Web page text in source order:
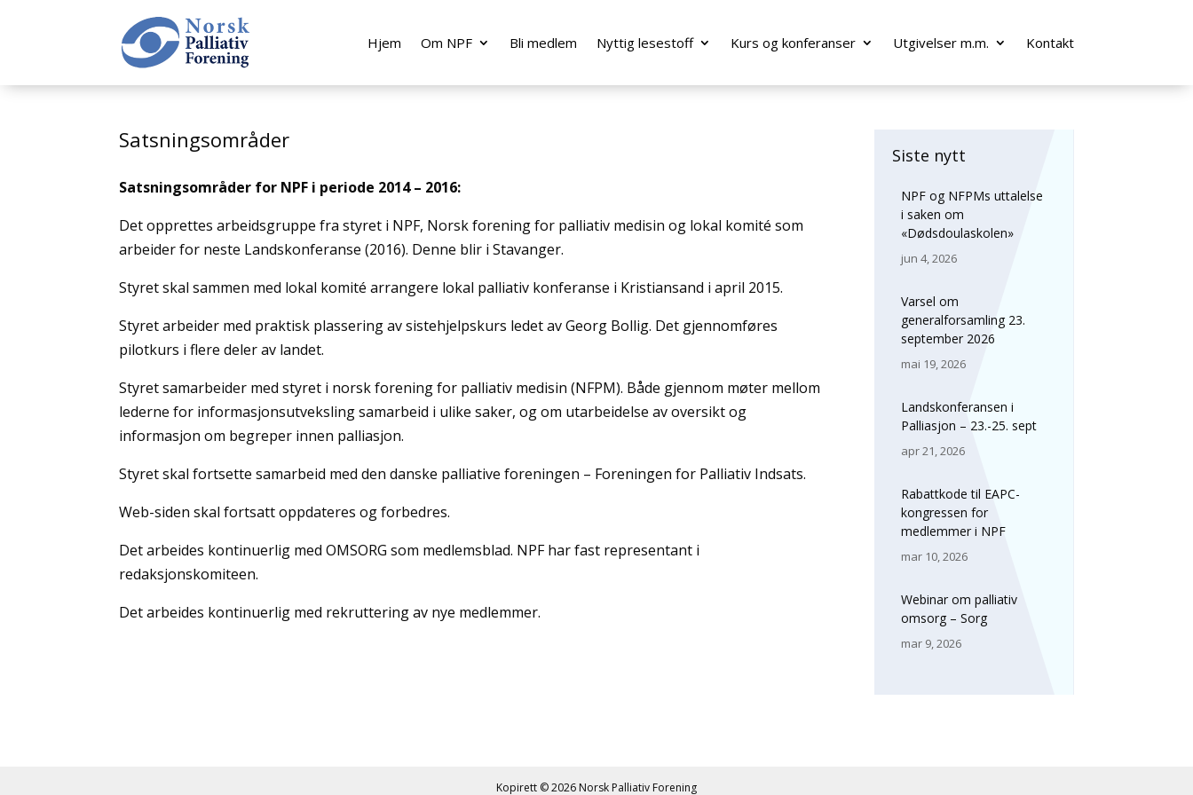
Hjem Om NPF Bli medlem Nyttig lesestoff Kurs og konferanser Utgivelser m.m. Kontakt
Satsningsområder
Satsningsområder for NPF i periode 2014 – 2016:
Det opprettes arbeidsgruppe fra styret i NPF, Norsk forening for palliativ medisin og lokal komité som
arbeider for neste Landskonferanse (2016). Denne blir i Stavanger.
Styret skal sammen med lokal komité arrangere lokal palliativ konferanse i Kristiansand i april 2015.
Styret arbeider med praktisk plassering av sistehjelpskurs ledet av Georg Bollig. Det gjennomføres
pilotkurs i flere deler av landet.
Styret samarbeider med styret i norsk forening for palliativ medisin (NFPM). Både gjennom møter mellom
lederne for informasjonsutveksling samarbeid i ulike saker, og om utarbeidelse av oversikt og
informasjon om begreper innen palliasjon.
Styret skal fortsette samarbeid med den danske palliative foreningen – Foreningen for Palliativ Indsats.
Web-siden skal fortsatt oppdateres og forbedres.
Det arbeides kontinuerlig med OMSORG som medlemsblad. NPF har fast representant i
redaksjonskomiteen.
Det arbeides kontinuerlig med rekruttering av nye medlemmer.
Siste nytt
NPF og NFPMs uttalelse
i saken om
«Dødsdoulaskolen»
jun 4, 2026
Varsel om
generalforsamling 23.
september 2026
mai 19, 2026
Landskonferansen i
Palliasjon – 23.-25. sept
apr 21, 2026
Rabattkode til EAPC-
kongressen for
medlemmer i NPF
mar 10, 2026
Webinar om palliativ
omsorg – Sorg
mar 9, 2026
Kopirett © 2026 Norsk Palliativ Forening